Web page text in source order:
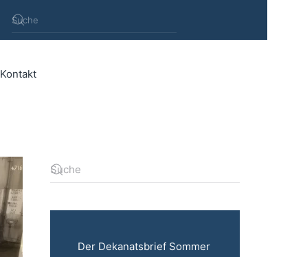
Kontakt
Der Dekanatsbrief Sommer